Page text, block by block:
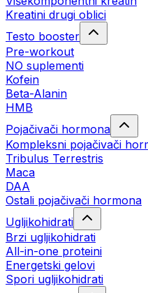
Kreatini drugi oblici
Testo booster
Pre-workout
NO suplementi
Kofein
Beta-Alanin
HMB
Pojačivači hormona
Kompleksni pojačivači
Tribulus Terrestris
Maca
DAA
Ostali pojačivači hormona
Ugljikohidrati
Brzi ugljikohidrati
All-in-one proteini
Energetski gelovi
Spori ugljikohidrati